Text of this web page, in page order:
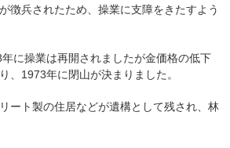
徴兵されたため、操業に支障をきたすよう
に操業は再開されましたが金価格の低下
、1973年に閉山が決まりました。
ート製の住居などが遺構として残され、林